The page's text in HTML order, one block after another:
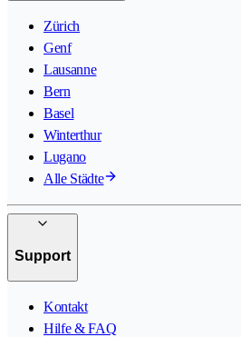
Zürich
Genf
Lausanne
Bern
Basel
Winterthur
Lugano
Alle Städte
Support
Kontakt
Hilfe & FAQ